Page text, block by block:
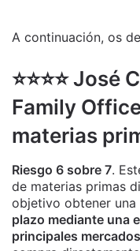
A continuación, os
⭐️⭐️⭐️⭐️
Family
materias
Riesgo 6 sobre 7.
de materias primas
objetivo obtener una
plazo mediante una
principales